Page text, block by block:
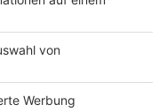
und ziehen sich
von einer bis zwei
Hier macht es
zu werden.